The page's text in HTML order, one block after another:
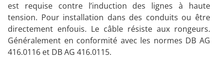
est requise contre l’induction des lignes à haute
tension. Pour installation dans des conduits ou être
directement enfouis. Le câble résiste aux rongeurs.
Généralement en conformité avec les normes DB AG
416.0116 et DB AG 416.0115.